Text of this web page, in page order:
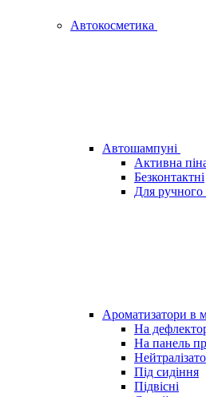
Автокосметика
Автошампуні
Активна
Безконтактні
Для ручного
Ароматизатори в
На
На панель
Під сидіння
Підвісні